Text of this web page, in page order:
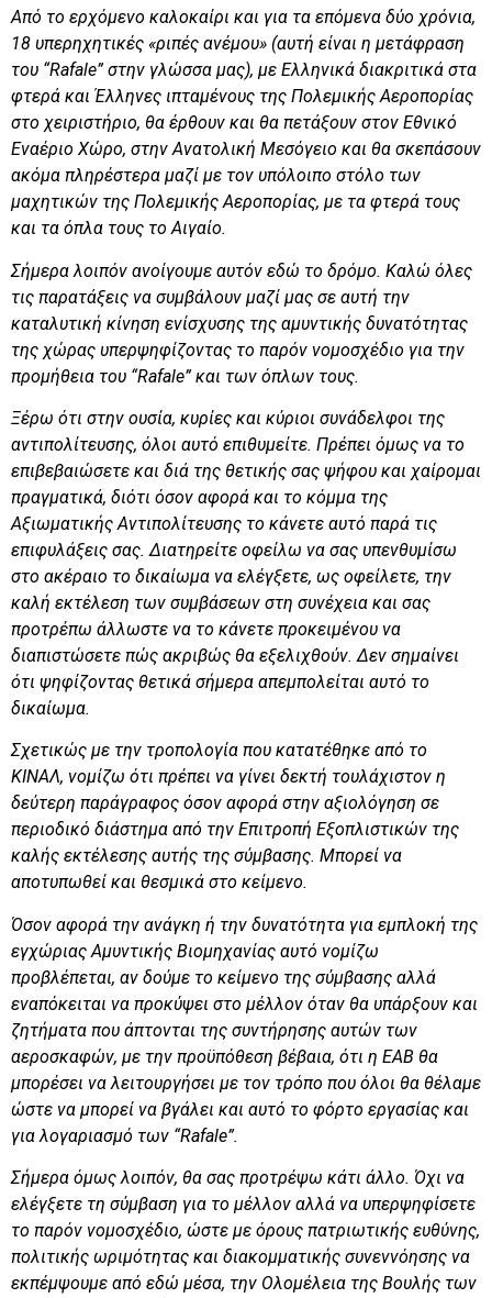
Από το ερχόμενο καλοκαίρι και για τα επόμενα δύο χρόνια,
18 υπερηχητικές «ριπές ανέμου» (αυτή είναι η μετάφραση
του “Rafale” στην γλώσσα μας), με Ελληνικά διακριτικά στα
φτερά και Έλληνες ιπταμένους της Πολεμικής Αεροπορίας
στο χειριστήριο, θα έρθουν και θα πετάξουν στον Εθνικό
Εναέριο Χώρο, στην Ανατολική Μεσόγειο και θα σκεπάσουν
ακόμα πληρέστερα μαζί με τον υπόλοιπο στόλο των
μαχητικών της Πολεμικής Αεροπορίας, με τα φτερά τους
και τα όπλα τους το Αιγαίο.
Σήμερα λοιπόν ανοίγουμε αυτόν εδώ το δρόμο. Καλώ όλες
τις παρατάξεις να συμβάλουν μαζί μας σε αυτή την
καταλυτική κίνηση ενίσχυσης της αμυντικής δυνατότητας
της χώρας υπερψηφίζοντας το παρόν νομοσχέδιο για την
προμήθεια του “Rafale” και των όπλων τους.
Ξέρω ότι στην ουσία, κυρίες και κύριοι συνάδελφοι της
αντιπολίτευσης, όλοι αυτό επιθυμείτε. Πρέπει όμως να το
επιβεβαιώσετε και διά της θετικής σας ψήφου και χαίρομαι
πραγματικά, διότι όσον αφορά και το κόμμα της
Αξιωματικής Αντιπολίτευσης το κάνετε αυτό παρά τις
επιφυλάξεις σας. Διατηρείτε οφείλω να σας υπενθυμίσω
στο ακέραιο το δικαίωμα να ελέγξετε, ως οφείλετε, την
καλή εκτέλεση των συμβάσεων στη συνέχεια και σας
προτρέπω άλλωστε να το κάνετε προκειμένου να
διαπιστώσετε πώς ακριβώς θα εξελιχθούν. Δεν σημαίνει
ότι ψηφίζοντας θετικά σήμερα απεμπολείται αυτό το
δικαίωμα.
Σχετικώς με την τροπολογία που κατατέθηκε από το
ΚΙΝΑΛ, νομίζω ότι πρέπει να γίνει δεκτή τουλάχιστον η
δεύτερη παράγραφος όσον αφορά στην αξιολόγηση σε
περιοδικό διάστημα από την Επιτροπή Εξοπλιστικών της
καλής εκτέλεσης αυτής της σύμβασης. Μπορεί να
αποτυπωθεί και θεσμικά στο κείμενο.
Όσον αφορά την ανάγκη ή την δυνατότητα για εμπλοκή της
εγχώριας Αμυντικής Βιομηχανίας αυτό νομίζω
προβλέπεται, αν δούμε το κείμενο της σύμβασης αλλά
εναπόκειται να προκύψει στο μέλλον όταν θα υπάρξουν και
ζητήματα που άπτονται της συντήρησης αυτών των
αεροσκαφών, με την προϋπόθεση βέβαια, ότι η ΕΑΒ θα
μπορέσει να λειτουργήσει με τον τρόπο που όλοι θα θέλαμε
ώστε να μπορεί να βγάλει και αυτό το φόρτο εργασίας και
για λογαριασμό των “Rafale”.
Σήμερα όμως λοιπόν, θα σας προτρέψω κάτι άλλο. Όχι να
ελέγξετε τη σύμβαση για το μέλλον αλλά να υπερψηφίσετε
το παρόν νομοσχέδιο, ώστε με όρους πατριωτικής ευθύνης,
πολιτικής ωριμότητας και διακομματικής συνεννόησης να
εκπέμψουμε από εδώ μέσα, την Ολομέλεια της Βουλής των